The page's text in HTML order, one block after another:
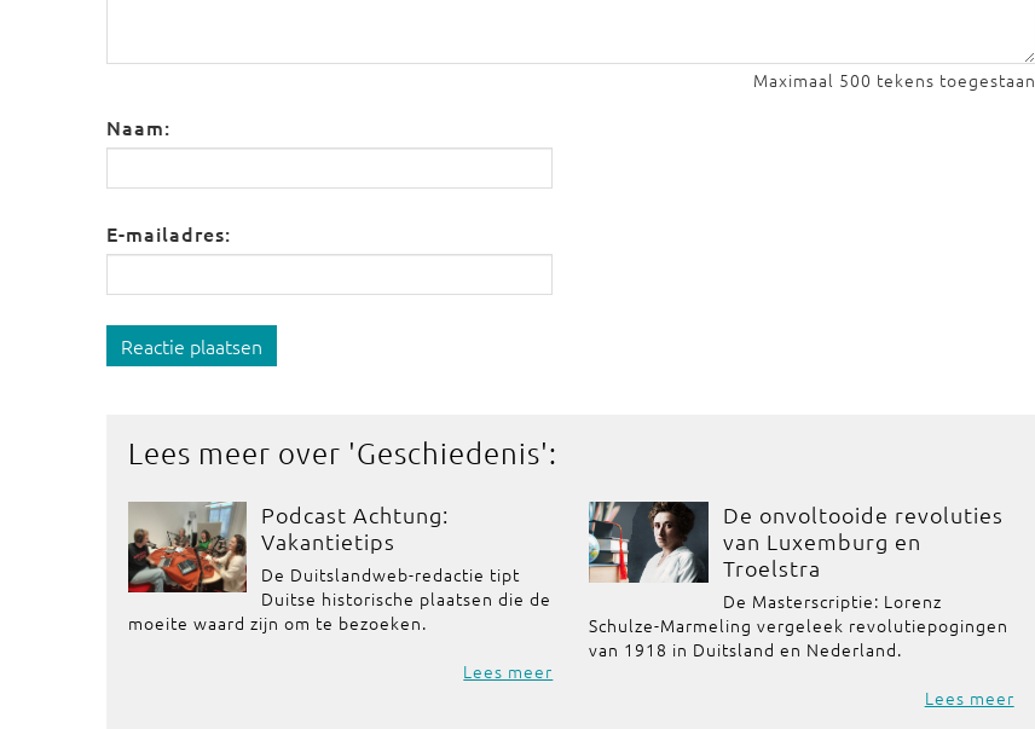
Maximaal 500 tekens toegestaan
Naam:
E-mailadres:
Reactie plaatsen
Lees meer over 'Geschiedenis':
Podcast Achtung:
Vakantietips
De Duitslandweb-redactie tipt
Duitse historische plaatsen die de
moeite waard zijn om te bezoeken.
Lees meer
De onvoltooide revoluties
van Luxemburg en
Troelstra
De Masterscriptie: Lorenz
Schulze-Marmeling vergeleek revolutiepogingen
van 1918 in Duitsland en Nederland.
Lees meer